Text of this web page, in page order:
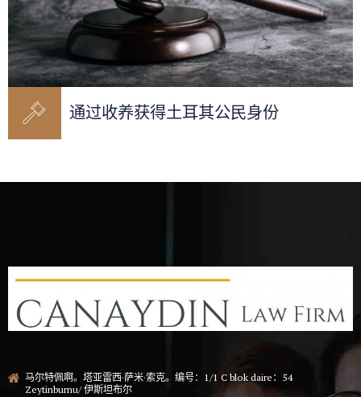
通过收养获得土耳其公民身份
马尔特佩啊。塔亚雷西·萨米·索克。编号：1/1 C blok daire：54
Zeytinburnu/ 伊斯坦布尔